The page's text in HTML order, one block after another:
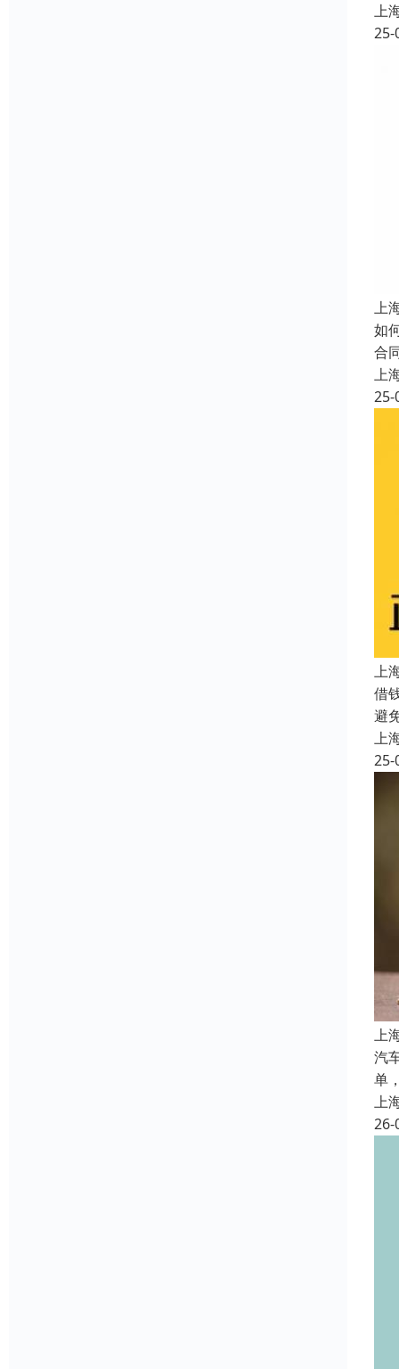
上
25-
上
如
合
上
25-
上
借
避
上
25-
上
汽
单
上
26-